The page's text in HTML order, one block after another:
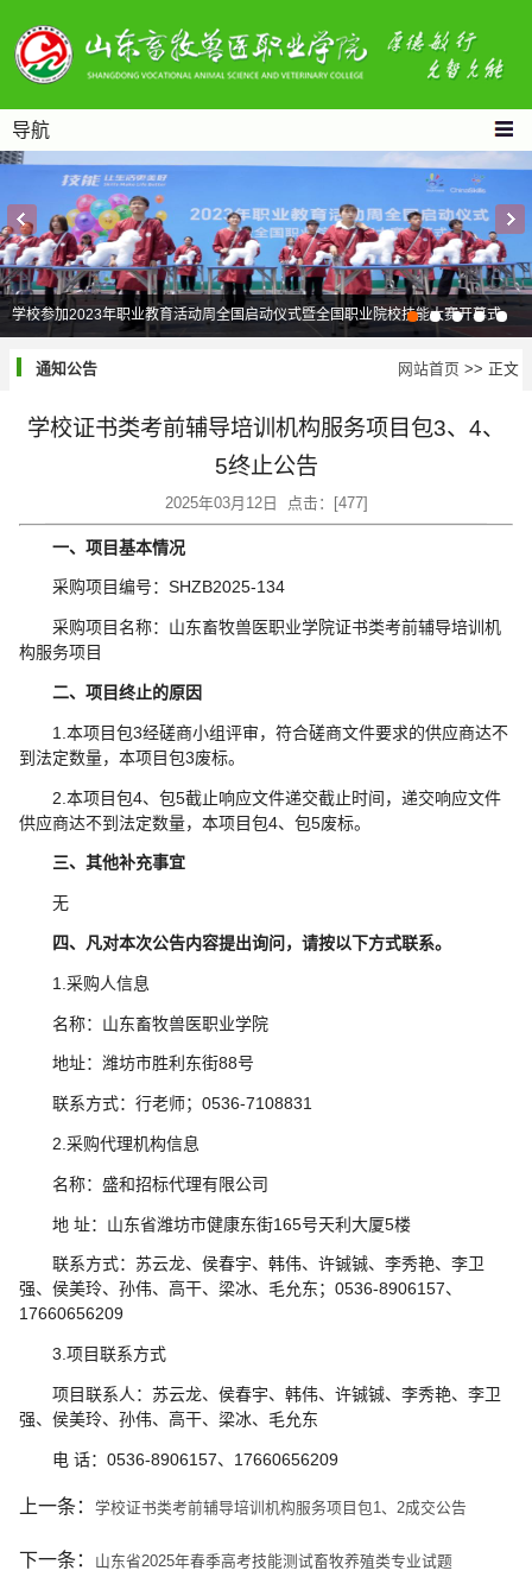
导航
学校参加2023年职业教育活动周全国启动仪式暨全国职业院校技能大赛开幕式
网站首页 >> 正文
通知公告
​学校证书类考前辅导培训机构服务项目包3、4、
5终止公告
2025年03月12日 点击：[477]
一、项目基本情况
采购项目编号：SHZB2025-134
采购项目名称：山东畜牧兽医职业学院证书类考前辅导培训机
构服务项目
二、项目终止的原因
1.本项目包3经磋商小组评审，符合磋商文件要求的供应商达不
到法定数量，本项目包3废标。
2.本项目包4、包5截止响应文件递交截止时间，递交响应文件
供应商达不到法定数量，本项目包4、包5废标。
三、其他补充事宜
无
四、凡对本次公告内容提出询问，请按以下方式联系。
1.采购人信息
名称：山东畜牧兽医职业学院
地址：潍坊市胜利东街88号
联系方式：行老师；0536-7108831
2.采购代理机构信息
名称：盛和招标代理有限公司
地 址：山东省潍坊市健康东街165号天利大厦5楼
联系方式：苏云龙、侯春宇、韩伟、许铖铖、李秀艳、李卫
强、侯美玲、孙伟、高干、梁冰、毛允东；0536-8906157、
17660656209
3.项目联系方式
项目联系人：苏云龙、侯春宇、韩伟、许铖铖、李秀艳、李卫
强、侯美玲、孙伟、高干、梁冰、毛允东
电 话：0536-8906157、17660656209
上一条： ​学校证书类考前辅导培训机构服务项目包1、2成交公告
下一条： 山东省2025年春季高考技能测试畜牧养殖类专业试题